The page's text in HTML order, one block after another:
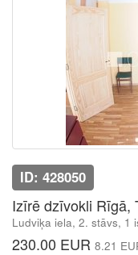
ID: 428050
Izīrē dzīvokli Rīgā,
Ludviķa iela, 2. stāvs, 1
230.00 EUR 8.21